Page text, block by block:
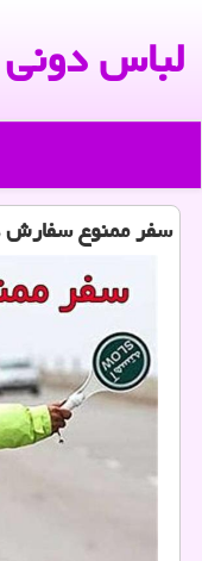
لباس دونی
سفر ممنوع سفارش